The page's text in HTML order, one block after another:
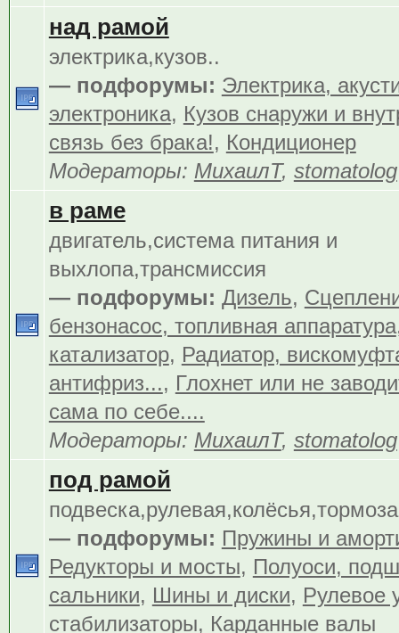
над рамой
электрика,кузов..
— подфорумы: Электрика,
электроника, Кузов снаружи и
связь без брака!, Кондиционер
Модераторы: МихаилТ, stomatolog
в раме
двигатель,система питания и
выхлопа,трансмиссия
— подфорумы: Дизель,
бензонасос, топливная аппаратура
катализатор, Радиатор,
антифриз..., Глохнет или не
сама по себе....
Модераторы: МихаилТ, stomatolog
под рамой
— подфорумы: Пружины и
Редукторы и мосты, Полуоси,
сальники, Шины и диски, Рулевое
стабилизаторы, Карданные валы